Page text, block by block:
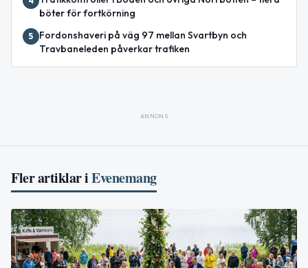
böter för fortkörning
5
Fordonshaveri på väg 97 mellan Svartbyn och
Travbaneleden påverkar trafiken
ANNONS
Fler artiklar iEvenemang